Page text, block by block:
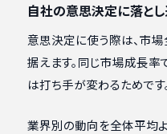
自社の意思決定に落と
意思決定に使う際は、市
据えます。同じ市場成長
は打ち手が変わるためです
業界別の動向を全体平均